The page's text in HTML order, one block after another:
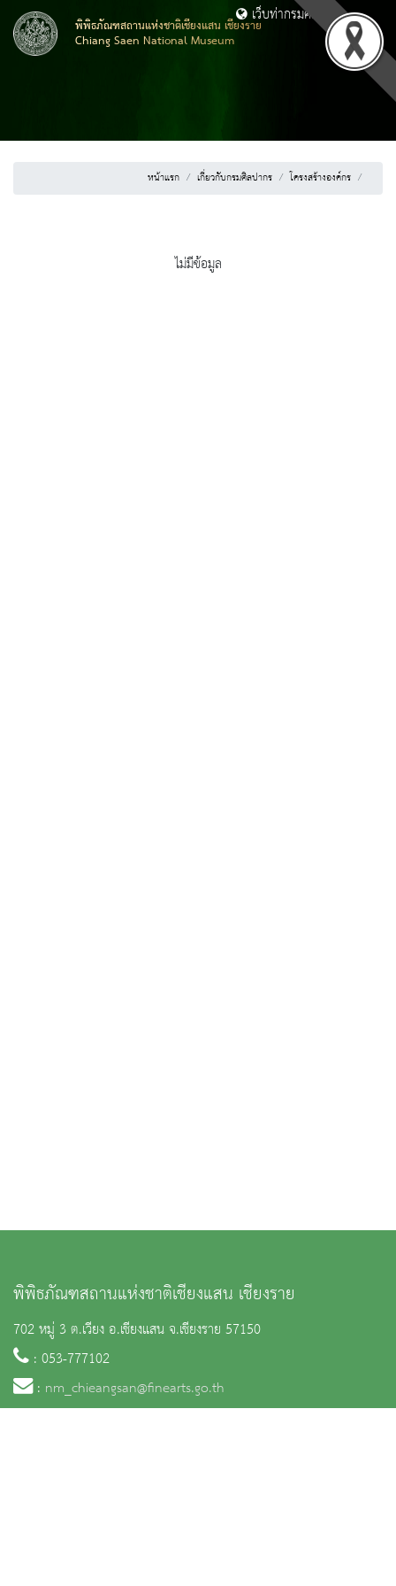
พิพิธภัณฑสถานแห่งชาติเชียงแสน เชียงราย
Chiang Saen National Museum
เว็บท่ากรมศิลปากร
หน้าแรก เกี่ยวกับกรมศิลปากร โครงสร้างองค์กร
ไม่มีข้อมูล
พิพิธภัณฑสถานแห่งชาติเชียงแสน เชียงราย
702 หมู่ 3 ต.เวียง อ.เชียงแสน จ.เชียงราย 57150
: 053-777102
: nm_chieangsan@finearts.go.th